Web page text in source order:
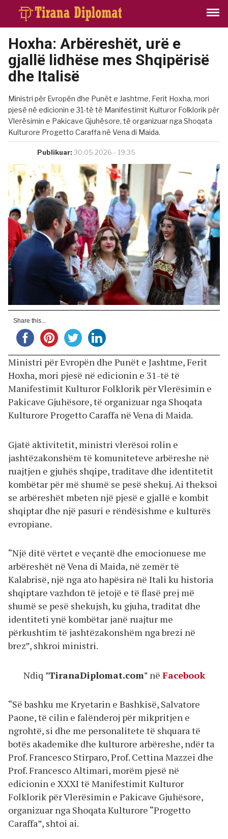
Hoxha: Arbëreshët, urë e
gjallë lidhëse mes Shqipërisë
dhe Italisë
Ministri për Evropën dhe Punët e Jashtme, Ferit Hoxha, mori
pjesë në edicionin e 31-të të Manifestimit Kulturor Folklorik për
Vlerësimin e Pakicave Gjuhësore, të organizuar nga Shoqata
Kulturore Progetto Caraffa në Vena di Maida.
Publikuar: 30.05.2026 - 19:35
Share this...
Ministri për Evropën dhe Punët e Jashtme, Ferit
Hoxha, mori pjesë në edicionin e 31-të të
Manifestimit Kulturor Folklorik për Vlerësimin e
Pakicave Gjuhësore, të organizuar nga Shoqata
Kulturore Progetto Caraffa në Vena di Maida.
Gjatë aktivitetit, ministri vlerësoi rolin e
jashtëzakonshëm të komuniteteve arbëreshe në
ruajtjen e gjuhës shqipe, traditave dhe identitetit
kombëtar për më shumë se pesë shekuj. Ai theksoi
se arbëreshët mbeten një pjesë e gjallë e kombit
shqiptar dhe një pasuri e rëndësishme e kulturës
evropiane.
“Një ditë vërtet e veçantë dhe emocionuese me
arbëreshët në Vena di Maida, në zemër të
Kalabrisë, një nga ato hapësira në Itali ku historia
shqiptare vazhdon të jetojë e të flasë prej më
shumë se pesë shekujsh, ku gjuha, traditat dhe
identiteti ynë kombëtar janë ruajtur me
përkushtim të jashtëzakonshëm nga brezi në
brez”, shkroi ministri.
Ndiq "TiranaDiplomat.com" në Facebook
“Së bashku me Kryetarin e Bashkisë, Salvatore
Paone, të cilin e falënderoj për mikpritjen e
ngrohtë, si dhe me personalitete të shquara të
botës akademike dhe kulturore arbëreshe, ndër ta
Prof. Francesco Stirparo, Prof. Cettina Mazzei dhe
Prof. Francesco Altimari, morëm pjesë në
edicionin e XXXI të Manifestimit Kulturor
Folklorik për Vlerësimin e Pakicave Gjuhësore,
organizuar nga Shoqata Kulturore “Progetto
Caraffa”, shtoi ai.